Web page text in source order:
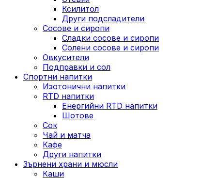
Ксилитол
Други подсладители
Сосове и сиропи
Сладки сосове и сиропи
Солени сосове и сиропи
Овкусители
Подправки и сол
Спортни напитки
Изотонични напитки
RTD напитки
Енергийни RTD напитки
Шотове
Сок
Чай и матча
Кафе
Други напитки
Зърнени храни и мюсли
Каши